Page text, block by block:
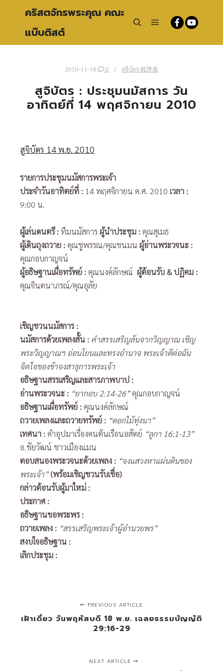
คริสตจักรพระคุณ คณะ
แบ๊บติสต์
2010-11-18 0 สูจิบัตร 程序表
สูจิบัตร : ประชุมนมัสการ วัน
อาทิตย์ที่ 14 พฤศจิกายน 2010
สูจิบัตร 14 พ.ย. 2010
รายการประชุมนมัสการพระเจ้า
ประจำวันอาทิตย์ที่ : 14 พฤศจิกายน ค.ศ. 2010 เวลา :
9:00 น.
ผู้เล่นดนตรี: ทีมนมัสการผู้นำประชุม : คุณสุเมธ
ผู้เดินถุงถวาย : คุณชูพรรณ/คุณชนมน ผู้อ่านพระวจนะ :
คุณกอบกาญจน์
ผู้อธิษฐานเผื่อทรัพย์ : คุณนงค์ลักษณ์ ผู้ต้อนรับ & ปฏิคม :
คุณจินตนาภรณ์/คุณอุลัย
เชิญชวนนมัสการ:
นมัสการด้วยเพลงสั้น : คำสรรเสริญล้นจากวิญญาณ เชิญ
พระวิญญาณฯ อ่อนโยนและทรงอำนาจ พระเจ้าดีต่อฉัน
จิตใจของข้าจงสาธุการพระเจ้า
อธิษฐานสรรเสริญและสารภาพบาป :
อ่านพระวจนะ : “ยากอบ 2:14-26”คุณกอบกาญจน์
อธิษฐานเผื่อทรัพย์ : คุณนงค์ลักษณ์
ถวายเพลงและถวายทรัพย์ : “ดอกไม้ทุ่งนา”
เทศนา : คำอุปมาเรื่องคนต้นเรือนอสัตย์ “ลูกา 16:1-13”
อ.ชัยวัฒน์ ชาวเมืองแมน
ตอบสนองพระวจนะด้วยเพลง : “จงแสวงหาแผ่นดินของ
พระเจ้า”(พร้อมเชิญชวนรับเชื่อ)
กล่าวต้อนรับผู้มาใหม่ :
ประกาศ :
อธิษฐานขอพระพร:
ถวายเพลง : “สรรเสริญพระเจ้าผู้อำนวยพร”
สงบใจอธิษฐาน :
เลิกประชุม :
PREVIOUS ARTICLE
เฝ้าเดี่ยว วันพฤหัสบดี 18 พ.ย. เฉลยธรรมบัญญัติ
29:16-29
NEXT ARTICLE